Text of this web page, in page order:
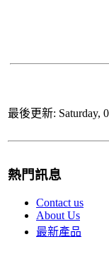
最後更新: Saturday,
熱門訊息
Contact us
About Us
最新產品